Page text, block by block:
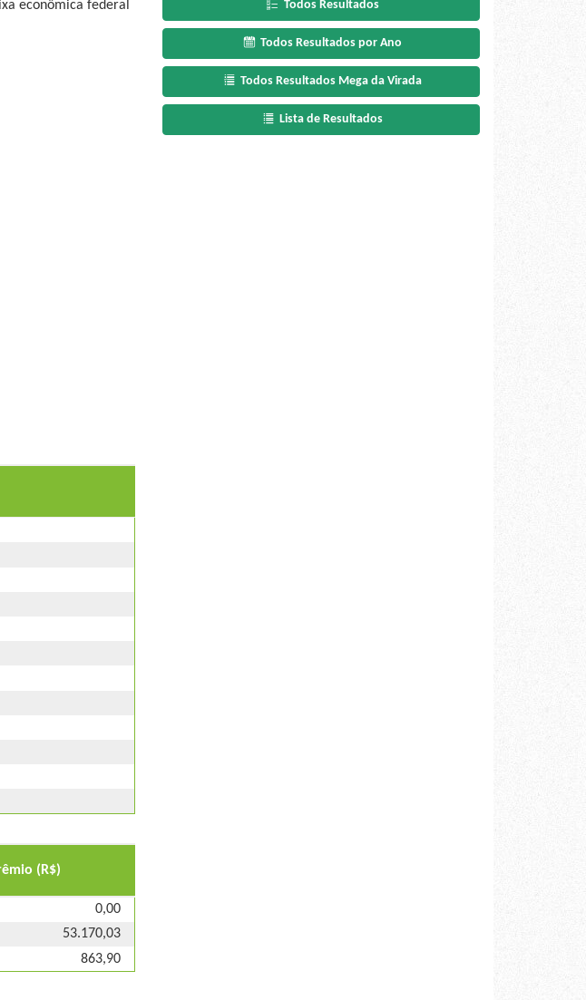
econômica federal
(R$)
0,00
53.170,03
863,90
Todos Resultados
Todos Resultados por Ano
Todos Resultados Mega da Virada
Lista de Resultados